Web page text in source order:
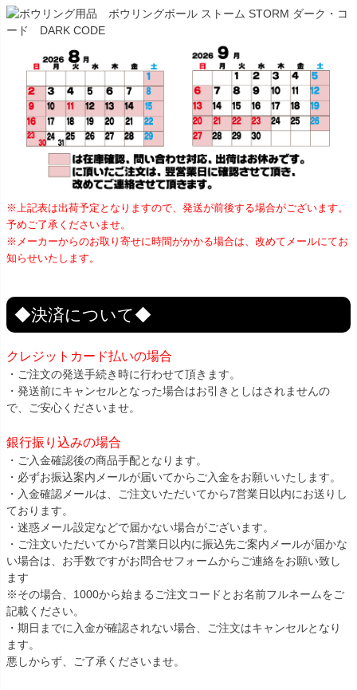
※上記表は出荷予定となりますので、発送が前後する場合がございます。
予めご了承くださいませ。
※メーカーからのお取り寄せに時間がかかる場合は、改めてメールにてお
知らせいたします。
◆決済について◆
クレジットカード払いの場合
・ご注文の発送手続き時に行わせて頂きます。
・発送前にキャンセルとなった場合はお引きとしはされませんの
で、ご安心くださいませ。
銀行振り込みの場合
・ご入金確認後の商品手配となります。
・必ずお振込案内メールが届いてからご入金をお願いいたします。
・入金確認メールは、ご注文いただいてから7営業日以内にお送りし
ております。
・迷惑メール設定などで届かない場合がございます。
・ご注文いただいてから7営業日以内に振込先ご案内メールが届かな
い場合は、お手数ですがお問合せフォームからご連絡をお願い致し
ます
※その場合、1000から始まるご注文コードとお名前フルネームをご
記載ください。
・期日までに入金が確認されない場合、ご注文はキャンセルとなり
ます。
悪しからず、ご了承くださいませ。